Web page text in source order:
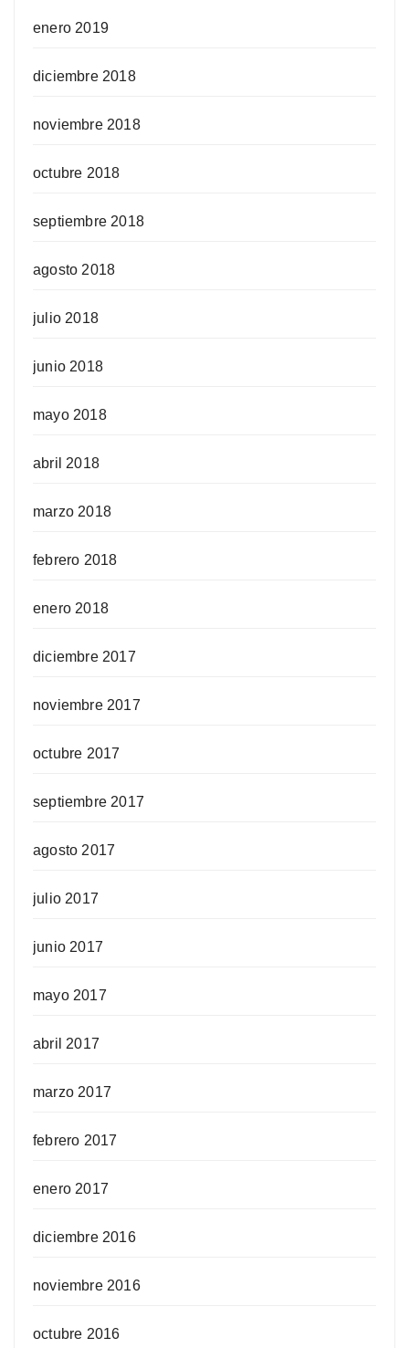
enero 2019
diciembre 2018
noviembre 2018
octubre 2018
septiembre 2018
agosto 2018
julio 2018
junio 2018
mayo 2018
abril 2018
marzo 2018
febrero 2018
enero 2018
diciembre 2017
noviembre 2017
octubre 2017
septiembre 2017
agosto 2017
julio 2017
junio 2017
mayo 2017
abril 2017
marzo 2017
febrero 2017
enero 2017
diciembre 2016
noviembre 2016
octubre 2016